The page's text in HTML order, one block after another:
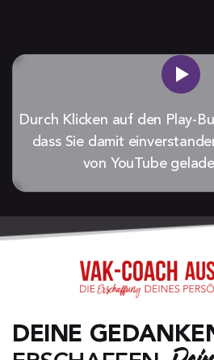
Durch Klicken auf den Play-
dass Sie damit
von YouTube
DEINE